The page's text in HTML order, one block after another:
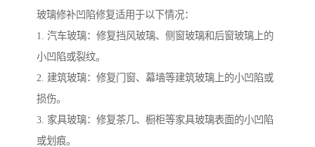
玻璃修补凹陷修复适用于以下情况：
1. 汽车玻璃：修复挡风玻璃、侧窗玻璃和后窗玻璃上的
小凹陷或裂纹。
2. 建筑玻璃：修复门窗、幕墙等建筑玻璃上的小凹陷或
损伤。
3. 家具玻璃：修复茶几、橱柜等家具玻璃表面的小凹陷
或划痕。